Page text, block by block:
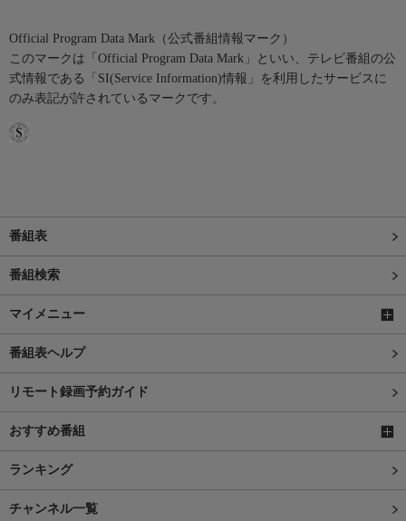
Official Program Data Mark（公式番組情報マーク）
このマークは「Official Program Data Mark」といい、テレビ番組の公
式情報である「SI(Service Information)情報」を利用したサービスに
のみ表記が許されているマークです。
番組表
番組検索
マイメニュー
番組表ヘルプ
リモート録画予約ガイド
おすすめ番組
ランキング
チャンネル一覧